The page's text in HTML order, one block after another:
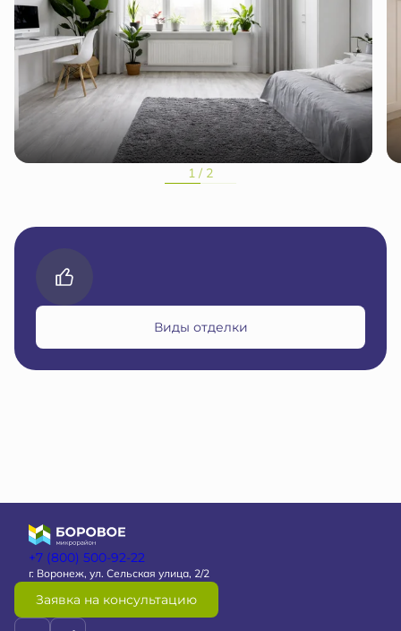
1 / 2
Виды отделки
+7 (800) 500-92-22
г. Воронеж, ул. Сельская улица, 2/2
Заявка на консультацию